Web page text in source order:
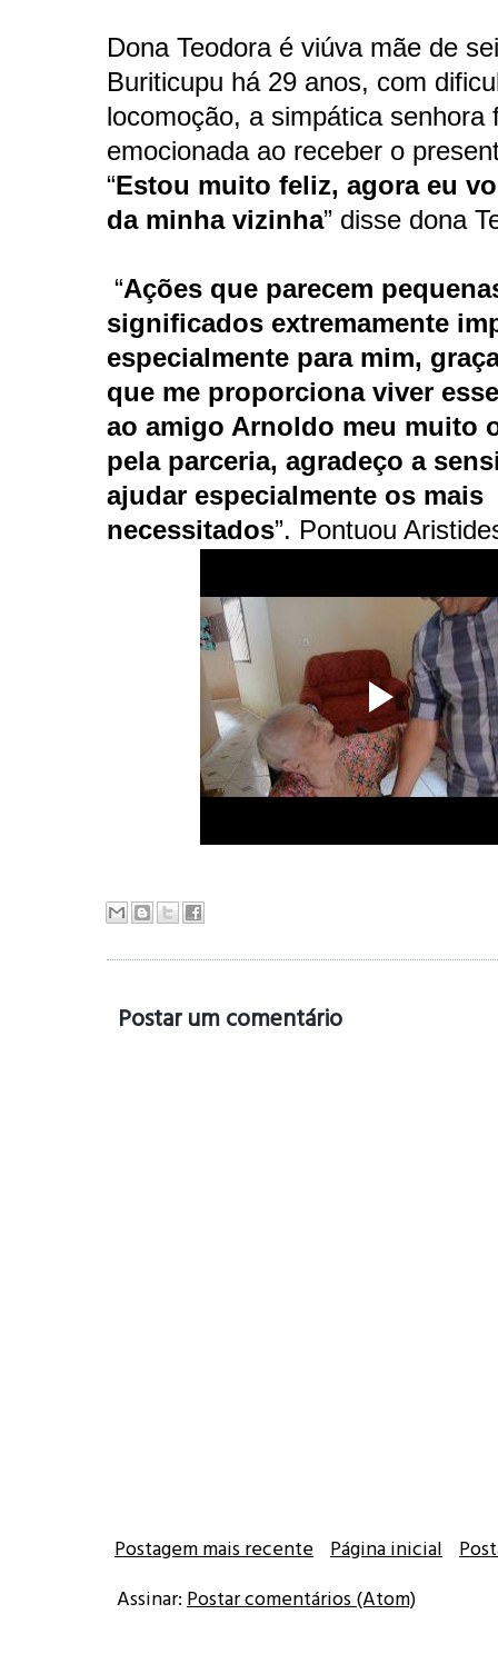
Dona Teodora é viúva mãe de
Buriticupu há 29 anos, com
locomoção, a simpática senhora
emocionada ao receber o
“Estou muito feliz, agora eu
da minha vizinha” disse dona
“Ações que parecem
significados extremamente
especialmente para mim,
que me proporciona viver
ao amigo Arnoldo meu muito
pela parceria, agradeço a
ajudar especialmente os mais
necessitados”. Pontuou
Postar um comentário
Postagem mais recente Página inicial
Assinar: Postar comentários (Atom)